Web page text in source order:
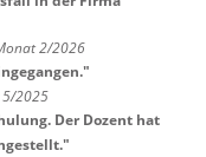
2/2026
"
5/2025
Der Dozent hat
"